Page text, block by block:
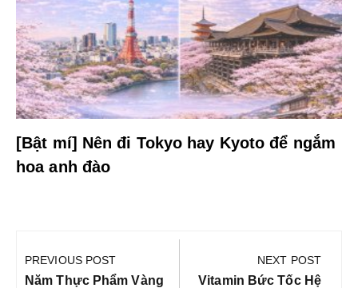
[Bật mí] Nên đi Tokyo hay Kyoto để ngắm
hoa anh đào
hướng
bài
PREVIOUS POST
Previous
Năm Thực Phẩm Vàng
NEXT POST
Next
Vitamin Bức Tốc Hệ